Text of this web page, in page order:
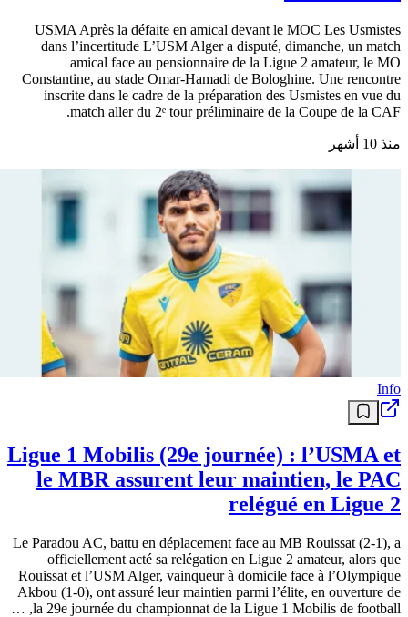
USMA Après la défaite en amical devant le MOC Les Usmistes
dans l’incertitude L’USM Alger a disputé, dimanche, un match
amical face au pensionnaire de la Ligue 2 amateur, le MO
Constantine, au stade Omar-Hamadi de Bologhine. Une rencontre
inscrite dans le cadre de la préparation des Usmistes en vue du
match aller du 2ᵉ tour préliminaire de la Coupe de la CAF.
منذ 10 أشهر
Info
Ligue 1 Mobilis (29e journée) : l’USMA et
le MBR assurent leur maintien, le PAC
relégué en Ligue 2
Le Paradou AC, battu en déplacement face au MB Rouissat (2-1), a
officiellement acté sa relégation en Ligue 2 amateur, alors que
Rouissat et l’USM Alger, vainqueur à domicile face à l’Olympique
Akbou (1-0), ont assuré leur maintien parmi l’élite, en ouverture de
la 29e journée du championnat de la Ligue 1 Mobilis de football, …